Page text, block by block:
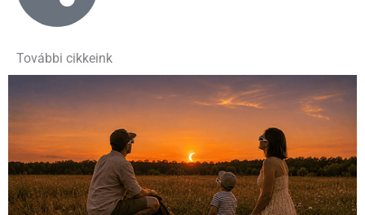
További cikkeink